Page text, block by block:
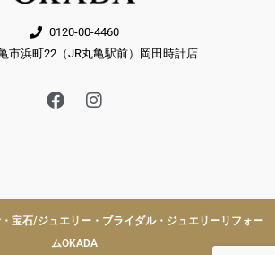
0120-00-4460
市浜町22（JR丸亀駅前）岡田時計店
F
a
o
k
I
n
r
a
m
宝石/ジュエリー・ブライダル・ジュエリーリフォー
ムOKADA